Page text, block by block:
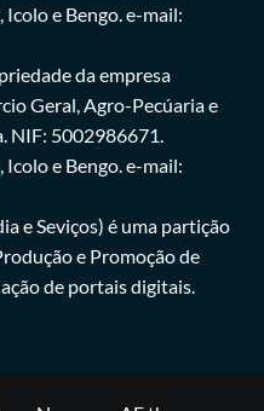
e Bengo. e-mail:
da empresa
Geral, Agro-Pecúaria e
NIF: 5002986671.
e Bengo. e-mail:
e Seviços) é uma partição
e Promoção de
de portais digitais.